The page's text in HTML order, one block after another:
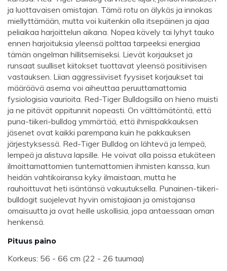
ja luottavaisen omistajan. Tämä rotu on älykäs ja innokas
miellyttämään, mutta voi kuitenkin olla itsepäinen ja ajaa
peliaikaa harjoittelun aikana. Nopea kävely tai lyhyt tauko
ennen harjoituksia yleensä polttaa tarpeeksi energiaa
tämän ongelman hillitsemiseksi. Lievät korjaukset ja
runsaat suulliset kiitokset tuottavat yleensä positiivisen
vastauksen. Liian aggressiiviset fyysiset korjaukset tai
määräävä asema voi aiheuttaa peruuttamattomia
fysiologisia vaurioita. Red-Tiger Bulldogsilla on hieno muisti
ja ne pitävät oppitunnit nopeasti. On välttämätöntä, että
puna-tiikeri-bulldog ymmärtää, että ihmispakkauksen
jäsenet ovat kaikki parempana kuin he pakkauksen
järjestyksessä. Red-Tiger Bulldog on lähtevä ja lempeä,
lempeä ja alistuva lapsille. He voivat olla poissa etukäteen
ilmoittamattomien tuntemattomien ihmisten kanssa, kun
heidän vahtikoiransa kyky ilmaistaan, mutta he
rauhoittuvat heti isäntänsä vakuutuksella. Punainen-tiikeri-
bulldogit suojelevat hyvin omistajiaan ja omistajansa
omaisuutta ja ovat heille uskollisia, jopa antaessaan oman
henkensä.
Pituus paino
Korkeus: 56 - 66 cm (22 - 26 tuumaa)